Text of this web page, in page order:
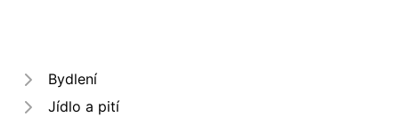
Bydlení
Jídlo a pití